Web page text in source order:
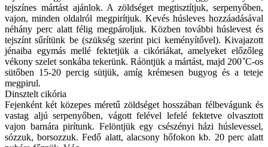
tejszínes mártást ajánlok. A zöldséget megtisztítjuk, serpenyőben,
vajon, minden oldalról megpirítjuk. Kevés húsleves hozzáadásával
néhány perc alatt félig megpároljuk. Közben további húslevest és
tejszínt sűrítünk be (szükség szerint pici keményítővel). Kivajazott
jénaiba egymás mellé fektetjük a cikóriákat, amelyeket előzőleg
vékony szelet sonkába tekerünk. Ráöntjük a mártást, majd 200ˇC-os
sütőben 15-20 percig sütjük, amíg krémesen bugyog és a teteje
megpirul.
Dinsztelt cikória
Fejenként két közepes méretű zöldséget hosszában félbevágunk és
vastag aljú serpenyőben, vágott felével lefelé fektetve olvasztott
vajon barnára pirítunk. Felöntjük egy csészényi házi húslevessel,
sózzuk, borsozzuk. Fedő alatt, alacsony hőfokon kb. 20 perc alatt